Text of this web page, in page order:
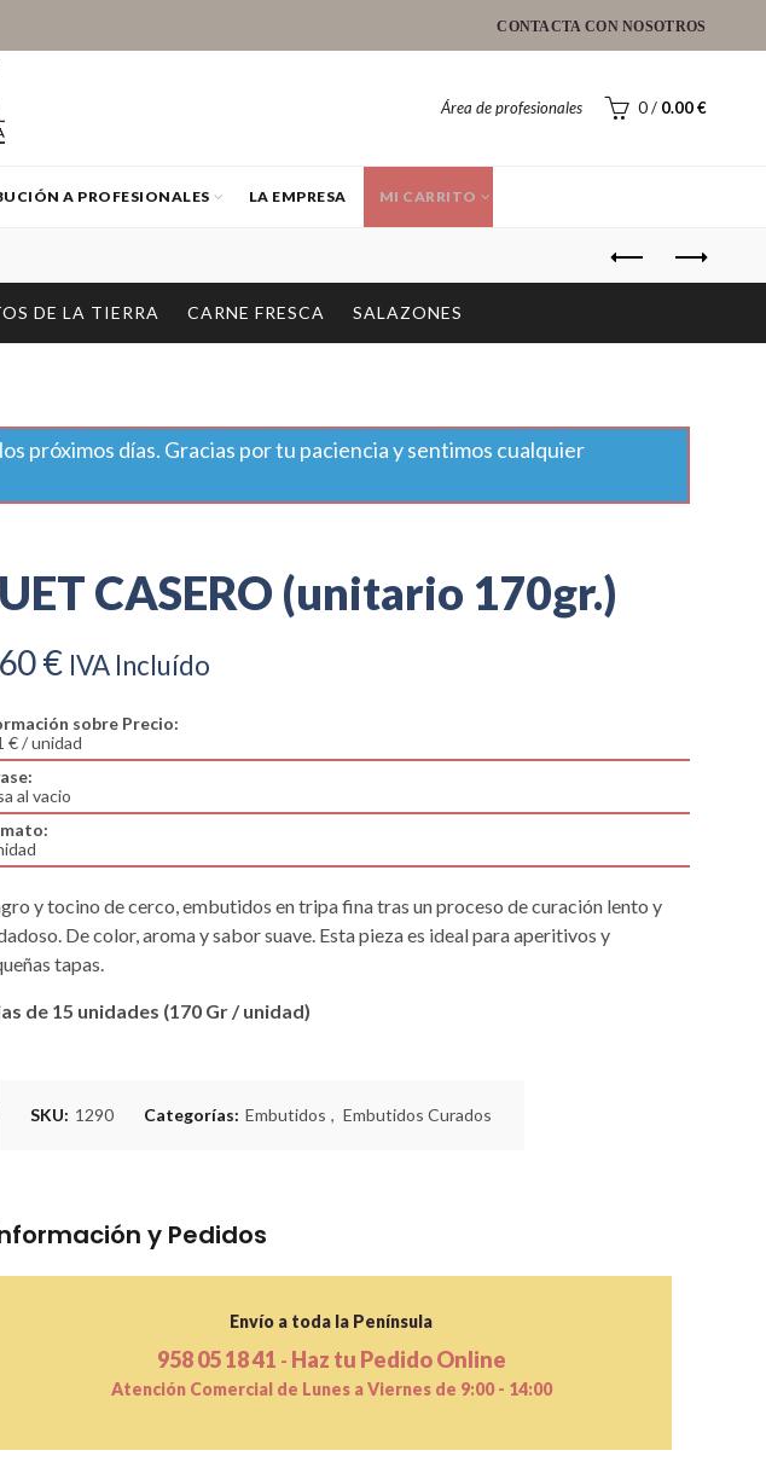
CONTACTA CON NOSOTROS
Área de profesionales 0 / 0.00€
A PROFESIONALES LA EMPRESA MI CARRITO
DE LA TIERRA CARNE FRESCA SALAZONES
próximos días. Gracias por tu paciencia y sentimos cualquier
CASERO (unitario 170gr.)
€ IVA Incluído
sobre Precio:
€ / unidad
al vacio
y tocino de cerco, embutidos en tripa fina tras un proceso de curación lento y
De color, aroma y sabor suave. Esta pieza es ideal para aperitivos y
tapas.
de 15 unidades (170 Gr / unidad)
SKU: 1290 Categorías: Embutidos , Embutidos Curados
y Pedidos
Envío a toda la Península
958 05 18 41 - Haz tu Pedido Online
Atención Comercial de Lunes a Viernes de 9:00 - 14:00